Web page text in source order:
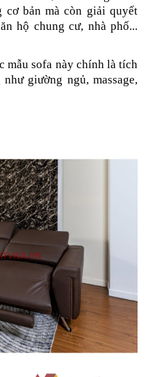
cơ bản mà còn giải quyết
hộ chung cư, nhà phố...
mẫu sofa này chính là tích
giường ngủ, massage,